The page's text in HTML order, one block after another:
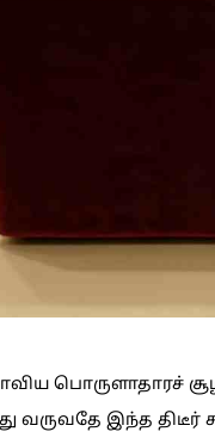
பொருளாதாரச்
வருவதே இந்த திடீர்